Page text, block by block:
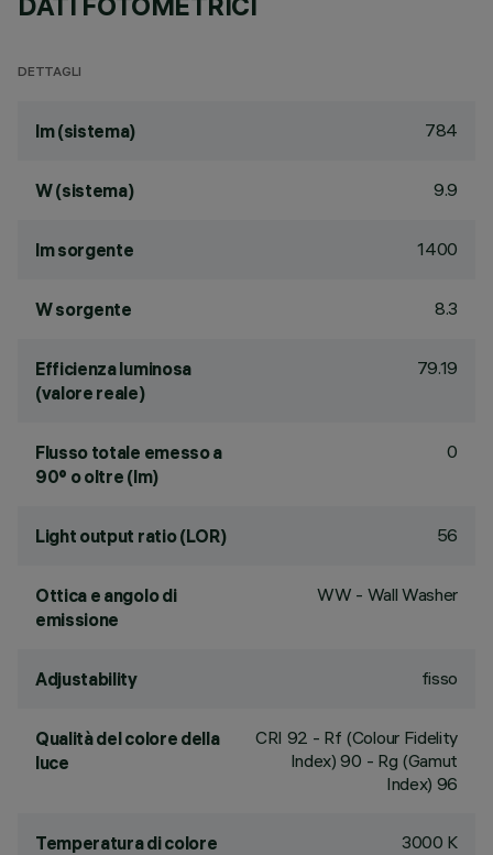
DETTAGLI
lm (sistema) 784
W (sistema) 9.9
lm sorgente 1400
W sorgente 8.3
Efficienza luminosa
(valore reale)
79.19
Flusso totale emesso a
90° o oltre (lm)
0
Light output ratio (LOR) 56
Ottica e angolo di
emissione
WW - Wall Washer
Adjustability fisso
Qualità del colore della
luce
CRI 92 - Rf (Colour Fidelity
Index) 90 - Rg (Gamut
Index) 96
Temperatura di colore 3000 K